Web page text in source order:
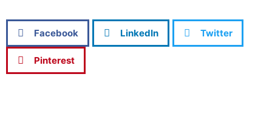
Facebook LinkedIn Twitter
Pinterest